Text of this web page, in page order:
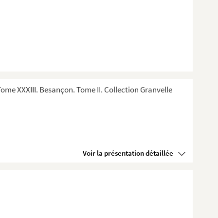
XXXIII. Besançon. Tome II. Collection Granvelle
Voir la présentation détaillée